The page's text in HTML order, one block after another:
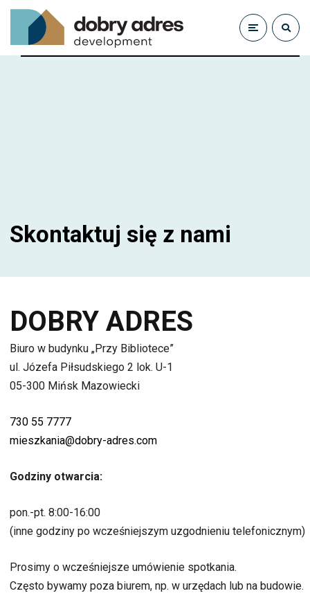
Skontaktuj się z nami
DOBRY ADRES
Biuro w budynku „Przy Bibliotece”
ul. Józefa Piłsudskiego 2 lok. U-1
05-300 Mińsk Mazowiecki
730 55 7777
mieszkania@dobry-adres.com
Godziny otwarcia:
pon.-pt. 8:00-16:00
(inne godziny po wcześniejszym uzgodnieniu telefonicznym)
Prosimy o wcześniejsze umówienie spotkania.
Często bywamy poza biurem, np. w urzędach lub na budowie.